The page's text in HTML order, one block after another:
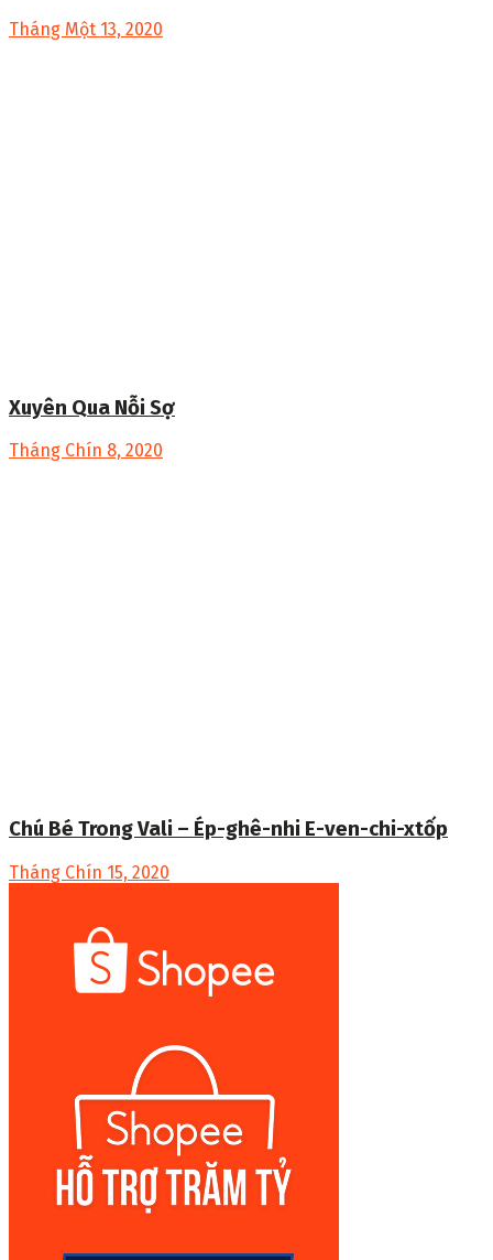
Tháng Một 13, 2020
Xuyên Qua Nỗi Sợ
Tháng Chín 8, 2020
Chú Bé Trong Vali – Ép-ghê-nhi E-ven-chi-xtốp
Tháng Chín 15, 2020